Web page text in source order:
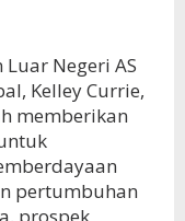
Negeri AS
Kelley Currie,
memberikan
pertumbuhan
prospek